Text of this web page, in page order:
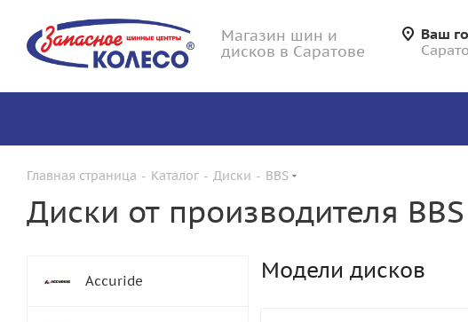
Магазин шин и
дисков в Саратове
Ваш
Главная страница - Каталог - Диски - BBS
Диски от производителя
Модели дисков
Accuride